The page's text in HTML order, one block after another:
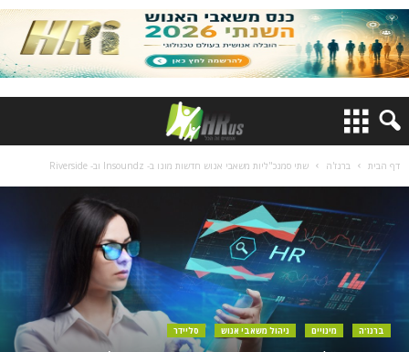
דף הבית ברנז'ה שתי סמנכ"ליות משאבי אנוש חדשות מונו ב- Insoundz וב- Riverside
ברנז'ה מינויים ניהול משאבי אנוש סליידר